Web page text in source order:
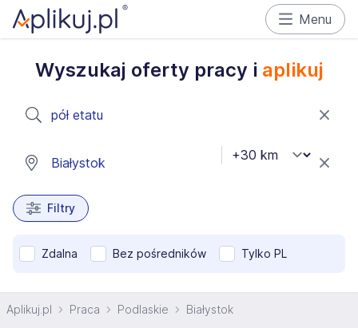
Menu
Wyszukaj oferty pracy i aplikuj
Filtry
Zdalna Bez pośredników Tylko PL
Aplikuj.pl Praca Podlaskie Białystok